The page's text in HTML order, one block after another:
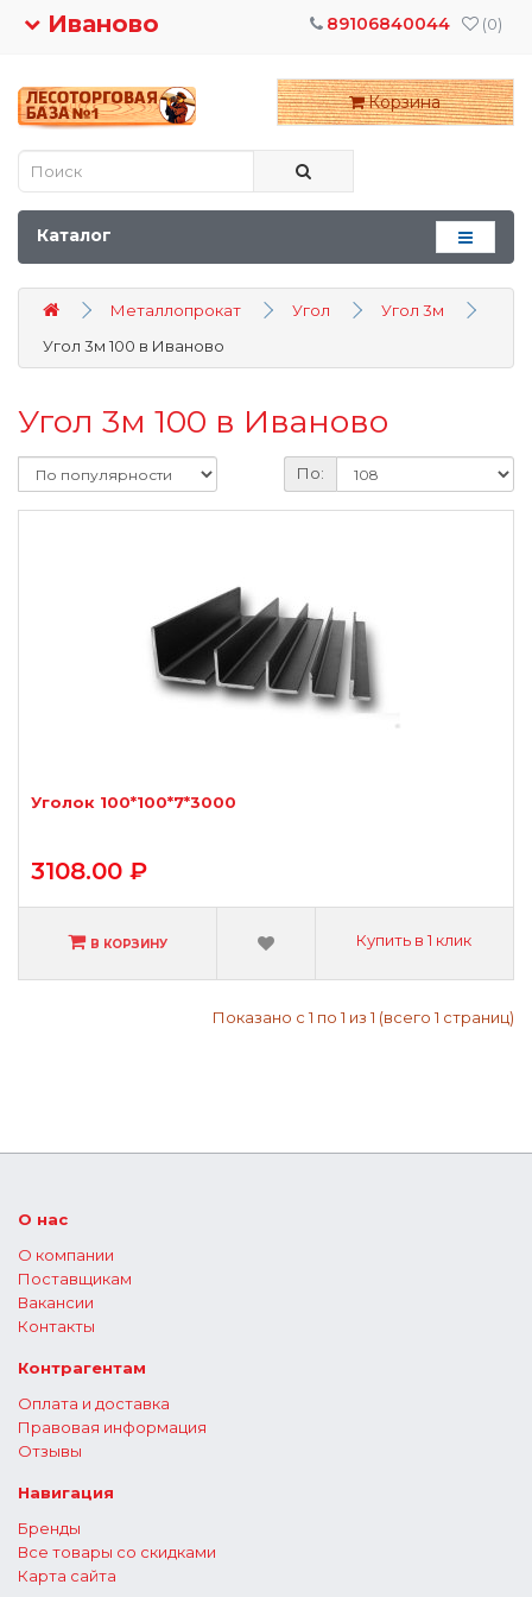
Иваново (0)
89106840044
Корзина
Каталог
Металлопрокат Угол
Угол 3м
Угол 3м 100 в Иваново
Угол 3м 100 в Иваново
По:
Уголок 100*100*7*3000
3108.00 ₽
В КОРЗИНУ Купить в 1 клик
Показано с 1 по 1 из 1 (всего 1 страниц)
О нас
О компании
Поставщикам
Вакансии
Контакты
Контрагентам
Оплата и доставка
Правовая информация
Отзывы
Навигация
Бренды
Все товары со скидками
Карта сайта